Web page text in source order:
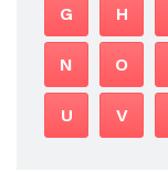
G H
N O
U V